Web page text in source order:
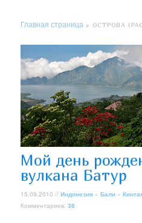
Главная страница » ОСТРОВА
Мой день
вулкана Батур
15.09.2010 //Индонезия »Бали »
Комментариев:38